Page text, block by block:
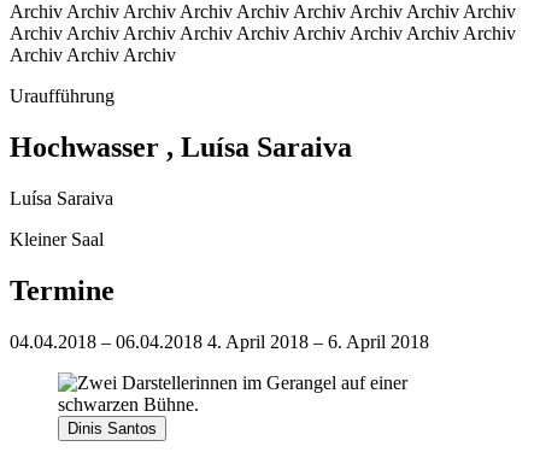
Archiv Archiv Archiv Archiv Archiv Archiv Archiv Archiv Archiv
Archiv Archiv Archiv Archiv Archiv Archiv Archiv Archiv Archiv
Archiv Archiv Archiv
Uraufführung
Hochwasser , Luísa Saraiva
Luísa Saraiva
Kleiner Saal
Termine
04.04.2018 – 06.04.2018 4. April 2018 – 6. April 2018
Dinis Santos